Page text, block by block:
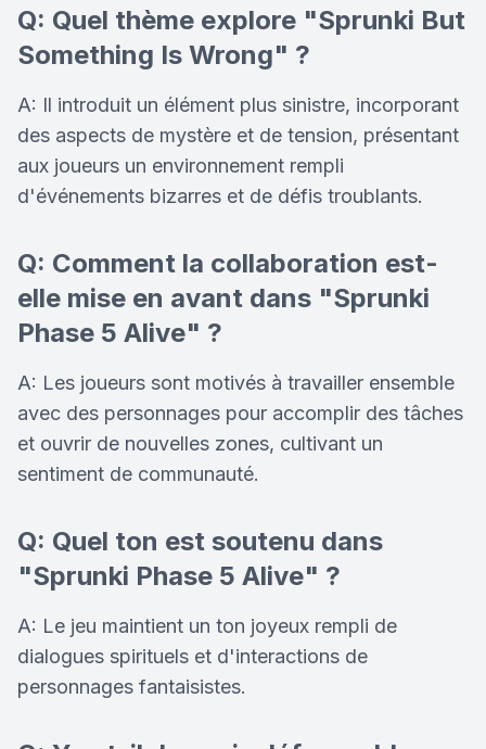
Q: Quel thème explore "Sprunki But
Something Is Wrong" ?
A: Il introduit un élément plus sinistre, incorporant
des aspects de mystère et de tension, présentant
aux joueurs un environnement rempli
d'événements bizarres et de défis troublants.
Q: Comment la collaboration est-
elle mise en avant dans "Sprunki
Phase 5 Alive" ?
A: Les joueurs sont motivés à travailler ensemble
avec des personnages pour accomplir des tâches
et ouvrir de nouvelles zones, cultivant un
sentiment de communauté.
Q: Quel ton est soutenu dans
"Sprunki Phase 5 Alive" ?
A: Le jeu maintient un ton joyeux rempli de
dialogues spirituels et d'interactions de
personnages fantaisistes.